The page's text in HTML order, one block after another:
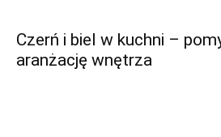
Czerń i biel w kuchni –
aranżację wnętrza